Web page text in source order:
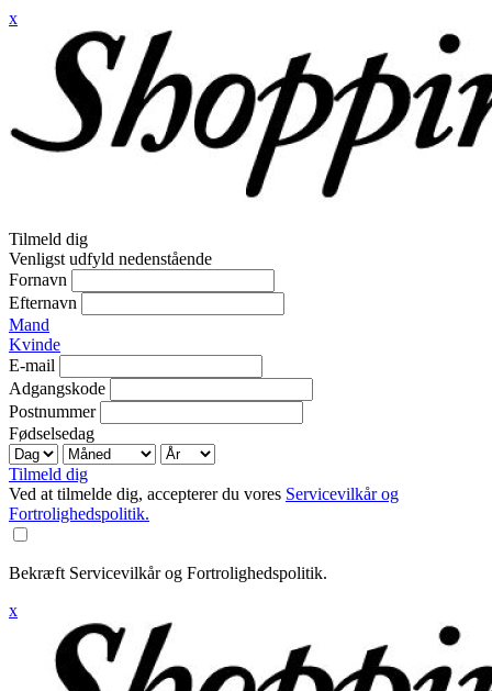
x
Tilmeld dig
Venligst udfyld nedenstående
Fornavn
Efternavn
Mand
Kvinde
E-mail
Adgangskode
Postnummer
Fødselsedag
Tilmeld dig
Ved at tilmelde dig, accepterer du vores Servicevilkår og
Fortrolighedspolitik.
Bekræft Servicevilkår og Fortrolighedspolitik.
x